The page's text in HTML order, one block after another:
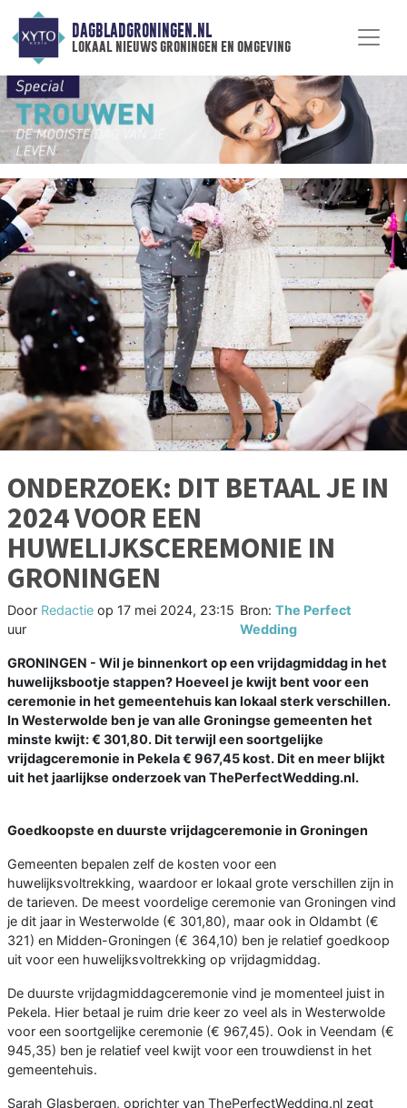
DAGBLADGRONINGEN.NL
lokaal nieuws groningen en omgeving
ONDERZOEK: DIT BETAAL JE IN
2024 VOOR EEN
HUWELIJKSCEREMONIE IN
GRONINGEN
Door Redactie op 17 mei 2024, 23:15
uur
Bron:The Perfect
Wedding
GRONINGEN - Wil je binnenkort op een vrijdagmiddag in het
huwelijksbootje stappen? Hoeveel je kwijt bent voor een
ceremonie in het gemeentehuis kan lokaal sterk verschillen.
In Westerwolde ben je van alle Groningse gemeenten het
minste kwijt: € 301,80. Dit terwijl een soortgelijke
vrijdagceremonie in Pekela € 967,45 kost. Dit en meer blijkt
uit het jaarlijkse onderzoek van ThePerfectWedding.nl.
Goedkoopste en duurste vrijdagceremonie in Groningen
Gemeenten bepalen zelf de kosten voor een
huwelijksvoltrekking, waardoor er lokaal grote verschillen zijn in
de tarieven. De meest voordelige ceremonie van Groningen vind
je dit jaar in Westerwolde (€ 301,80), maar ook in Oldambt (€
321) en Midden-Groningen (€ 364,10) ben je relatief goedkoop
uit voor een huwelijksvoltrekking op vrijdagmiddag.
De duurste vrijdagmiddagceremonie vind je momenteel juist in
Pekela. Hier betaal je ruim drie keer zo veel als in Westerwolde
voor een soortgelijke ceremonie (€ 967,45). Ook in Veendam (€
945,35) ben je relatief veel kwijt voor een trouwdienst in het
gemeentehuis.
Sarah Glasbergen, oprichter van ThePerfectWedding.nl zegt